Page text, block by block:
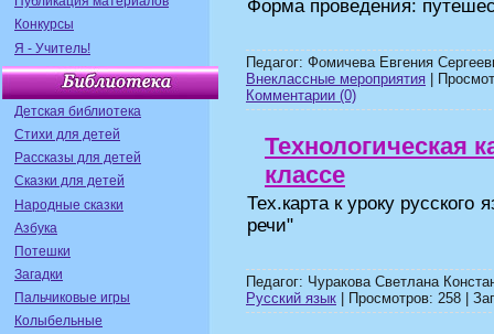
Конкурсы
Я - Учитель!
Детская библиотека
Стихи для детей
Рассказы для детей
Сказки для детей
Народные сказки
Азбука
Потешки
Загадки
Пальчиковые игры
Колыбельные
Форма проведения:
Педагог: Фомичева Евгения
Внеклассные мероприятия |
Комментарии (0)
Технологическая
классе
Тех.карта к уроку русского
речи"
Педагог: Чуракова Светлана
Русский язык | Просмотров: 258 |